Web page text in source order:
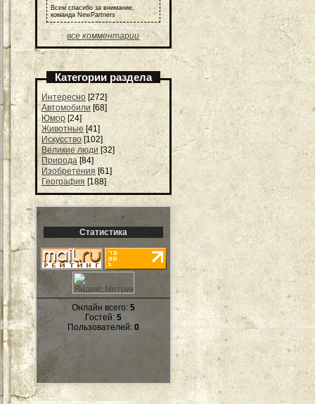
Всем спасибо за внимание,
команда NewPartners
все комментарии
Категории раздела
Интересно [272]
Автомобили [68]
Юмор [24]
Животные [41]
Искусство [102]
Великие люди [32]
Природа [84]
Изобретения [61]
География [188]
Статистика
Онлайн всего: 5
Гостей: 5
Пользователей: 0